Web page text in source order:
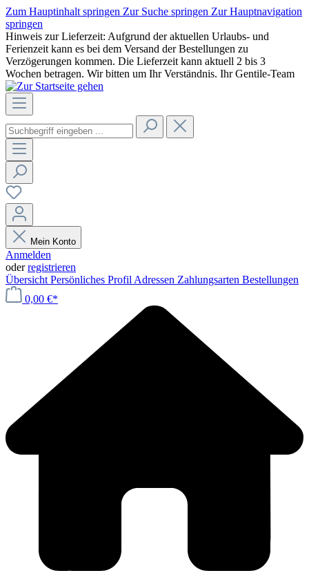
Zum Hauptinhalt springen Zur Suche springen Zur Hauptnavigation
springen
Hinweis zur Lieferzeit: Aufgrund der aktuellen Urlaubs- und
Ferienzeit kann es bei dem Versand der Bestellungen zu
Verzögerungen kommen. Die Lieferzeit kann aktuell 2 bis 3
Wochen betragen. Wir bitten um Ihr Verständnis. Ihr Gentile-Team
Mein Konto
Anmelden
oderregistrieren
Übersicht Persönliches Profil Adressen Zahlungsarten Bestellungen
0,00 €*